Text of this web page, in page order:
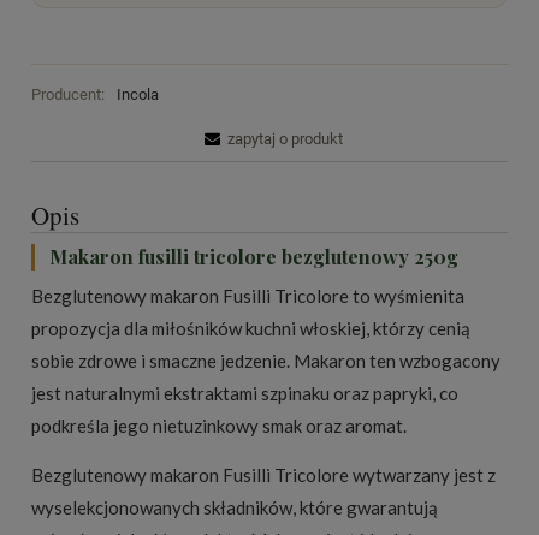
Producent: Incola
zapytaj o produkt
Opis
Makaron fusilli tricolore bezglutenowy 250g
Bezglutenowy makaron Fusilli Tricolore to wyśmienita
propozycja dla miłośników kuchni włoskiej, którzy cenią
sobie zdrowe i smaczne jedzenie. Makaron ten wzbogacony
jest naturalnymi ekstraktami szpinaku oraz papryki, co
podkreśla jego nietuzinkowy smak oraz aromat.
Bezglutenowy makaron Fusilli Tricolore wytwarzany jest z
wyselekcjonowanych składników, które gwarantują